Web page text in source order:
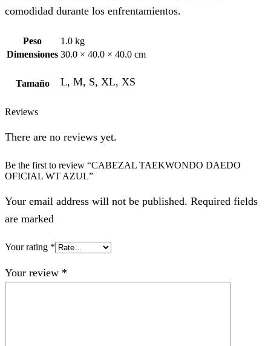
comodidad durante los enfrentamientos.
Peso
1.0 kg
Dimensiones 30.0 × 40.0 × 40.0 cm
Tamaño L, M, S, XL, XS
Reviews
There are no reviews yet.
Be the first to review “CABEZAL TAEKWONDO DAEDO
OFICIAL WT AZUL”
Your email address will not be published. Required fields
are marked
Your rating *
Your review *